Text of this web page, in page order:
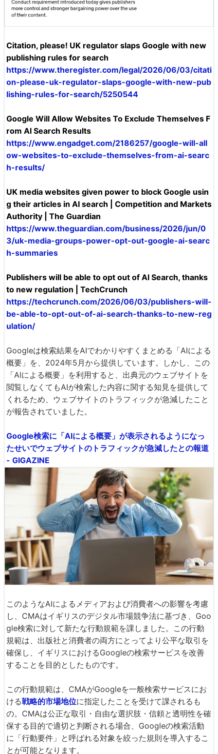
Citation, please! UK regulator slaps Google with new
publishing rules for search
https://www.theregister.com/legal/2026/06/03/citati
on-please-uk-regulator-slaps-google-with-new-pub
lishing-rules-for-search/5250544
Google Will Allow Websites To Exclude Themselves F
rom AI Search Results
https://www.engadget.com/2186257/google-will-all
ow-websites-to-exclude-themselves-from-ai-searc
h-results/
UK media websites given power to block Google usin
g their articles in AI search | Competition and Markets
Authority | The Guardian
https://www.theguardian.com/business/2026/jun/0
3/uk-media-groups-power-opt-out-google-ai-searc
h-summaries
Publishers will be able to opt out of AI Search, thanks
to new regulation | TechCrunch
https://techcrunch.com/2026/06/03/publishers-will-
be-able-to-opt-out-of-ai-search-thanks-to-new-reg
ulation/
Googleは検索結果をAIでわかりやすくまとめる「AIによる
概要」を、2024年5月から提供しています。しかし、この
「AIによる概要」を利用すると、出典元のウェブサイトを
閲覧しなくてもAIが検索した内容に関する知見を提供して
くれるため、ウェブサイトのトラフィックが急減したこと
が報告されていました。
Google検索に「AIによる概要」が表示されるようになっ
たせいでウェブサイトのトラフィックが急減したとの報道
- GIGAZINE
このようなAIによるメディアおよび消費者への影響を考慮
し、CMAはイギリスのデジタル市場競争法に基づき、Goo
gle検索に対して新たな行動規範を課しました。この行動
規範は、出版社と消費者の両方にとってより公平な取引を
確保し、イギリスにおけるGoogleの検索サービスを改善
することを目的としたものです。
この行動規範は、CMAがGoogleを一般検索サービスにお
ける戦略的市場地位に指定したことを受けて課されるも
の。CMAは公正な取引・自由な選択肢・信頼と透明性を確
保する目的で適切と判断される場合、Googleの検索活動
に「行動要件」と呼ばれる対象を絞った規則を導入するこ
とが可能となります。